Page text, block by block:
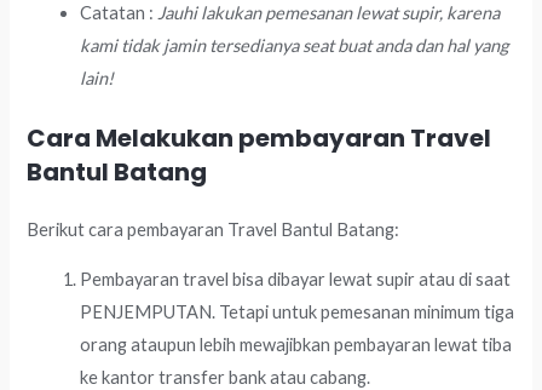
Catatan : Jauhi lakukan pemesanan lewat supir, karena
kami tidak jamin tersedianya seat buat anda dan hal yang
lain!
Cara Melakukan pembayaran Travel
Bantul Batang
Berikut cara pembayaran Travel Bantul Batang:
Pembayaran travel bisa dibayar lewat supir atau di saat
PENJEMPUTAN. Tetapi untuk pemesanan minimum tiga
orang ataupun lebih mewajibkan pembayaran lewat tiba
ke kantor transfer bank atau cabang.